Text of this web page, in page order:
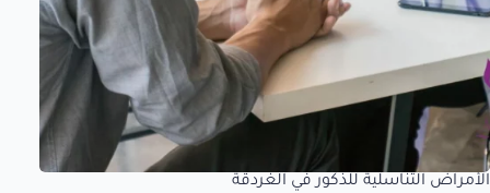
الأمراض التناسلية للذكور في الغردقة